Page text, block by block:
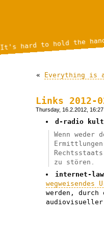
It's hard to hold the
« Everything is
Links 2012-
Thursday, 16.2.2012, 16:27
d-radio
Wenn
zu stören.
internet-law
werden,